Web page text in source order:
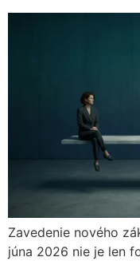
Zavedenie nového
júna 2026 nie je len